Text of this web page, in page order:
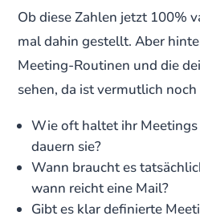
Ob diese Zahlen jetzt 100%
mal dahin gestellt. Aber
Meeting-Routinen und die
sehen, da ist vermutlich
Wie oft haltet ihr
dauern sie?
Wann braucht es
wann reicht eine Mail?
Gibt es klar definierte